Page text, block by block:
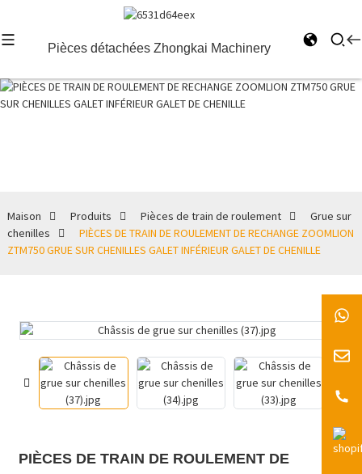
Pièces détachées Zhongkai Machinery
Grue sur
Maison Produits Pièces de train de roulement
Grue sur
chenilles
PIÈCES DE TRAIN DE ROULEMENT DE RECHANGE ZOOMLION
ZTM750 GRUE SUR CHENILLES GALET INFÉRIEUR GALET DE CHENILLE
PIÈCES DE TRAIN DE ROULEMENT DE